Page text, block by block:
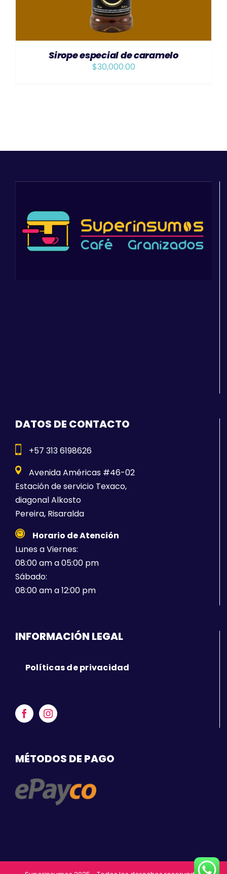
Sirope especial de caramelo
$30,000.00
DATOS DE CONTACTO
+57 313 6198626
Avenida Américas #46-02
Estación de servicio Texaco,
diagonal Alkosto
Pereira, Risaralda
Horario de Atención
Lunes a Viernes:
08:00 am a 05:00 pm
Sábado:
08:00 am a 12:00 pm
INFORMACIÓN LEGAL
Políticas de privacidad
MÉTODOS DE PAGO